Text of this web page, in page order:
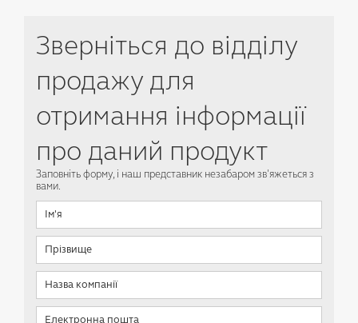
Зверніться до відділу
продажу для
отримання інформації
про даний продукт
Заповніть форму, і наш представник незабаром зв'яжеться з
вами.